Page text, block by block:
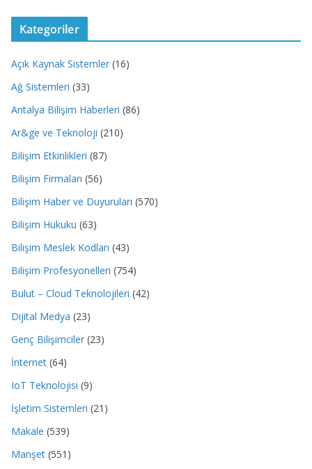
Kategoriler
Açık Kaynak Sistemler (16)
Ağ Sistemleri (33)
Antalya Bilişim Haberleri (86)
Ar&ge ve Teknoloji (210)
Bilişim Etkinlikleri (87)
Bilişim Firmaları (56)
Bilişim Haber ve Duyuruları (570)
Bilişim Hukuku (63)
Bilişim Meslek Kodları (43)
Bilişim Profesyonelleri (754)
Bulut – Cloud Teknolojileri (42)
Dijital Medya (23)
Genç Bilişimciler (23)
İnternet (64)
IoT Teknolojisi (9)
İşletim Sistemleri (21)
Makale (539)
Manşet (551)